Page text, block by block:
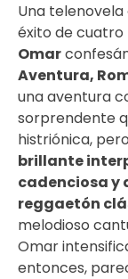
Una
éxito de cuatro
Omar
Aventura,
una aventura
sorprendente
histriónica, pero
brillante
cadenciosa y
reggaetón
melodioso
Omar
entonces,